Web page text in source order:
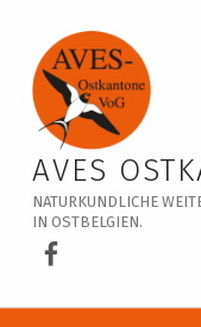
Veranstaltungskalender – AVES Ostkantone VoG
AVES
NATURKUNDLICHE
IN OSTBELGIEN.
AVES